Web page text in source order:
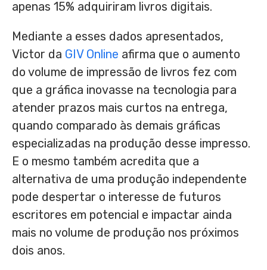
apenas 15% adquiriram livros digitais.
Mediante a esses dados apresentados,
Victor da GIV Online afirma que o aumento
do volume de impressão de livros fez com
que a gráfica inovasse na tecnologia para
atender prazos mais curtos na entrega,
quando comparado às demais gráficas
especializadas na produção desse impresso.
E o mesmo também acredita que a
alternativa de uma produção independente
pode despertar o interesse de futuros
escritores em potencial e impactar ainda
mais no volume de produção nos próximos
dois anos.